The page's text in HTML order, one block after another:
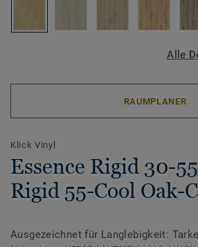
Alle
RAUMPLANER
Klick Vinyl
Essence Rigid 30-
Rigid 55-Cool Oak-
Ausgezeichnet für Langlebigkeit: